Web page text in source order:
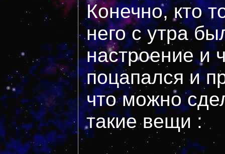
Конечно, кто
него с утра
настроение и
поцапался и
что можно
такие вещи :